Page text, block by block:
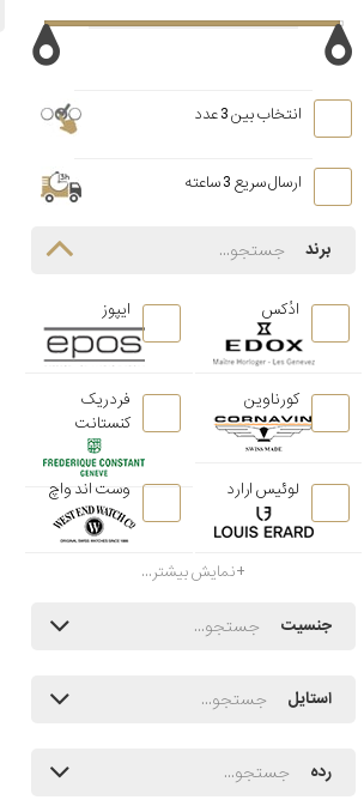
انتخاب بین 3 عدد
ارسال سریع 3 ساعته
برند
ادُکس ایپوز
کورناوین
فردریک
کنستانت
لوئیس ارارد وست اند واچ
نمایش بیشتر...
جنسیت
استایل
رده